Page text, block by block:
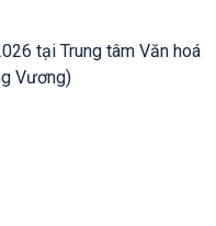
tại Trung tâm Văn hoá
Vương)